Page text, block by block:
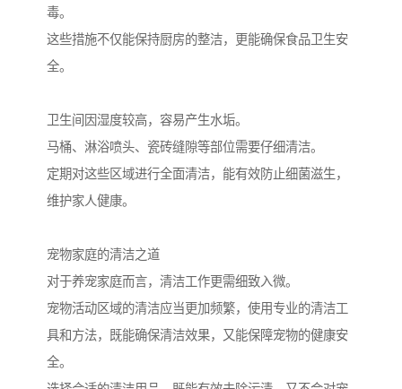
毒。
这些措施不仅能保持厨房的整洁，更能确保食品卫生安
全。
卫生间因湿度较高，容易产生水垢。
马桶、淋浴喷头、瓷砖缝隙等部位需要仔细清洁。
定期对这些区域进行全面清洁，能有效防止细菌滋生，
维护家人健康。
宠物家庭的清洁之道
对于养宠家庭而言，清洁工作更需细致入微。
宠物活动区域的清洁应当更加频繁，使用专业的清洁工
具和方法，既能确保清洁效果，又能保障宠物的健康安
全。